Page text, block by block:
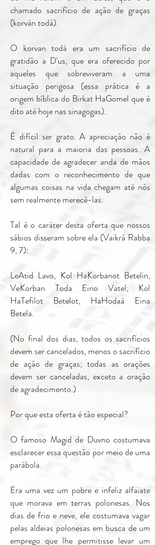
chamado sacrifício de ação de graças
(korván todá).
O korvan todá era um sacrifício de
gratidão a D'us, que era oferecido por
aqueles que sobreviveram a uma
situação perigosa (essa prática é a
origem bíblica do Birkat HaGomel que é
dito até hoje nas sinagogas).
É difícil ser grato. A apreciação não é
natural para a maioria das pessoas. A
capacidade de agradecer anda de mãos
dadas com o reconhecimento de que
algumas coisas na vida chegam até nós
sem realmente merecê-las.
Tal é o caráter desta oferta que nossos
sábios disseram sobre ela (Vaikrá Rabba
9, 7):
LeAtid Lavo, Kol HaKorbanot Betelin,
VeKorban Toda Eino Vatel; Kol
HaTefilot Betelot, HaHodaá Eina
Betela.
(No final dos dias, todos os sacrifícios
devem ser cancelados, menos o sacrifício
de ação de graças; todas as orações
devem ser canceladas, exceto a oração
de agradecimento.)
Por que esta oferta é tão especial?
O famoso Magid de Duvno costumava
esclarecer essa questão por meio de uma
parábola.
Era uma vez um pobre e infeliz alfaiate
que morava em terras polonesas. Nos
dias de frio e neve, ele costumava vagar
pelas aldeias polonesas em busca de um
emprego que lhe permitisse levar um